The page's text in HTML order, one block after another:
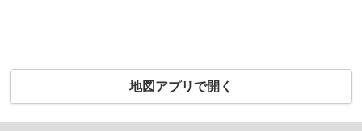
地図アプリで開く